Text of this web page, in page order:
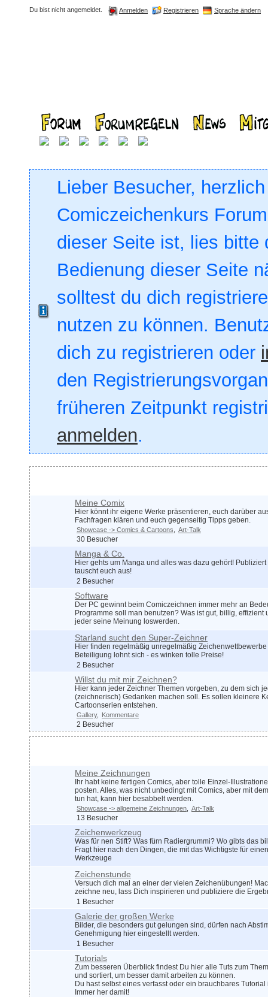
Du bist nicht angemeldet. Anmelden Registrieren Sprache ändern
Lieber Besucher,
Comiczeichenkurs
dieser Seite ist, lies bitte
Bedienung dieser Seite
solltest du dich
nutzen zu können.
dich zu registrieren oder
den
früheren Zeitpunkt
anmelden.
Meine Comix
Hier könnt ihr eigene Werke präsentieren, euch darüber
Fachfragen klären und euch gegenseitig Tipps geben.
Showcase -> Comics & Cartoons Art-Talk
30 Besucher
Manga & Co.
Hier gehts um Manga und alles was dazu gehört!
tauscht euch aus!
2 Besucher
Software
Der PC gewinnt beim Comiczeichnen immer mehr an
Programme soll man benutzen? Was ist gut, billig, effizient
jeder seine Meinung loswerden.
Starland sucht den Super-Zeichner
Hier finden regelmäßig unregelmäßig Zeichenwettbewerbe
Beteiligung lohnt sich - es winken tolle Preise!
2 Besucher
Willst du mit mir Zeichnen?
Hier kann jeder Zeichner Themen vorgeben, zu dem sich
(zeichnerisch) Gedanken machen soll. Es sollen kleinere
Cartoonserien entstehen.
Gallery Kommentare
2 Besucher
Meine Zeichnungen
Ihr habt keine fertigen Comics, aber tolle Einzel-
posten. Alles, was nicht unbedingt mit Comics, aber mit
tun hat, kann hier besabbelt werden.
Showcase -> allgemeine Zeichnungen Art-Talk
13 Besucher
Zeichenwerkzeug
Was für nen Stift? Was fürn Radiergrummi? Wo gibts das
Fragt hier nach den Dingen, die mit das Wichtigste für
Werkzeuge
Zeichenstunde
Versuch dich mal an einer der vielen Zeichenübungen!
zeichne neu, lass Dich inspirieren und publiziere die
1 Besucher
Galerie der großen Werke
Bilder, die besonders gut gelungen sind, dürfen nach
Genehmigung hier eingestellt werden.
1 Besucher
Tutorials
Zum besseren Überblick findest Du hier alle Tuts zum
und sortiert, um besser damit arbeiten zu können.
Du hast selbst eines verfasst oder ein brauchbares
Immer her damit!